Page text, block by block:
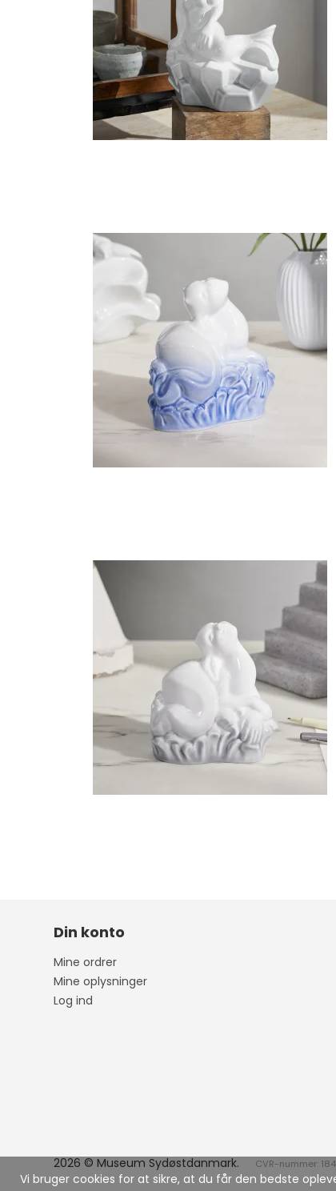
Vi bruger cookies for at sikre, at du får den bedste
Din konto
Mine ordrer
Mine oplysninger
Log ind
2026 © Museum Sydøstdanmark. CVR-nummer: